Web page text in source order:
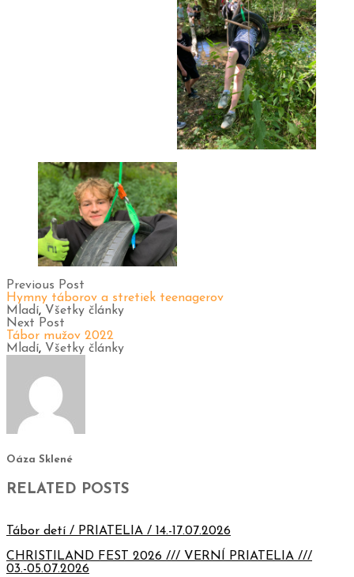
Previous Post
Hymny táborov a stretiek teenagerov
Mladí, Všetky články
Next Post
Tábor mužov 2022
Mladí, Všetky články
Oáza Sklené
RELATED POSTS
Tábor detí / PRIATELIA / 14.-17.07.2026
CHRISTILAND FEST 2026 /// VERNÍ PRIATELIA ///
03.-05.07.2026